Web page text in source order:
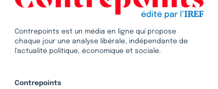
Contrepoints est un média en ligne qui propose
chaque jour une analyse libérale, indépendante de
l’actualité politique, économique et sociale.
Contrepoints